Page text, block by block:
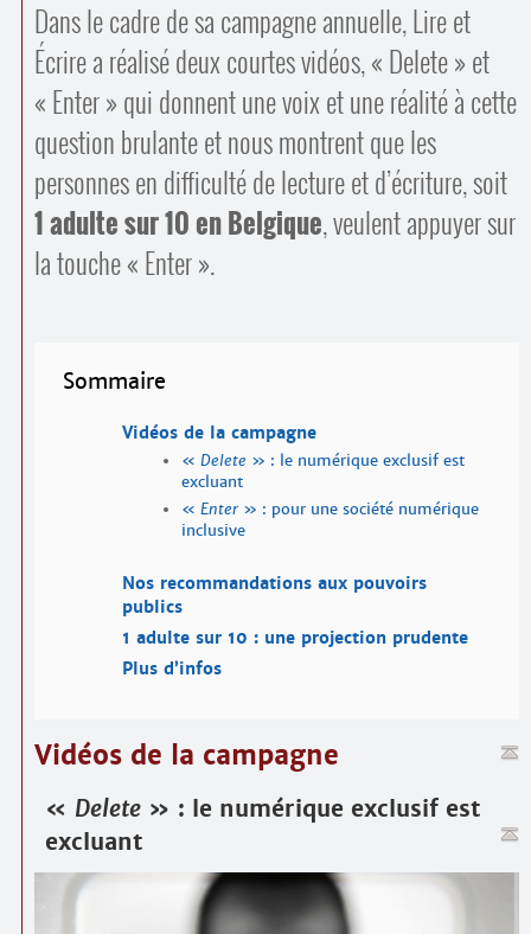
Dans le cadre de sa campagne annuelle, Lire et
Écrire a réalisé deux courtes vidéos, « Delete » et
« Enter » qui donnent une voix et une réalité à cette
question brulante et nous montrent que les
personnes en difficulté de lecture et d’écriture, soit
1 adulte sur 10 en Belgique, veulent appuyer sur
la touche « Enter ».
Sommaire
Vidéos de la campagne
« Delete » : le numérique exclusif est
excluant
« Enter» : pour une société numérique
inclusive
Nos recommandations aux pouvoirs
publics
1 adulte sur 10 : une projection prudente
Plus d’infos
Vidéos de la campagne
« Delete » : le numérique exclusif est
excluant